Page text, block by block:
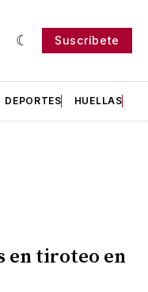
Suscríbete
DEPORTES HUELLAS
en tiroteo en